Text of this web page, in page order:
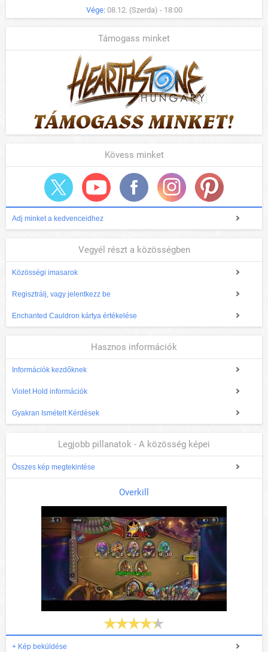
Vége: 08.12. (Szerda) - 18:00
Támogass minket
Kövess minket
Adj minket a kedvenceidhez
Vegyél részt a közösségben
Közösségi imasarok
Regisztrálj, vagy jelentkezz be
Enchanted Cauldron kártya értékelése
Hasznos információk
Információk kezdőknek
Violet Hold információk
Gyakran Ismételt Kérdések
Legjobb pillanatok - A közösség képei
Összes kép megtekintése
Overkill
+ Kép beküldése